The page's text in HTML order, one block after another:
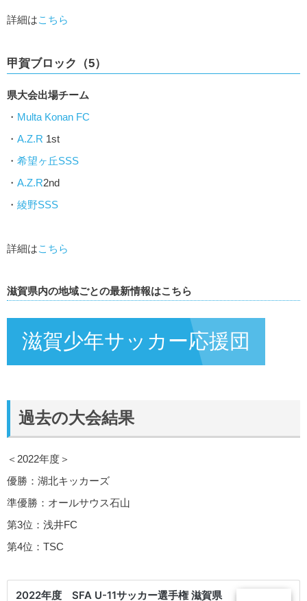
詳細はこちら
甲賀ブロック（5）
県大会出場チーム
・ Multa Konan FC
・ A.Z.R 1st
・ 希望ヶ丘SSS
・ A.Z.R2nd
・ 綾野SSS
詳細はこちら
滋賀県内の地域ごとの最新情報はこちら
滋賀少年サッカー応援団
過去の大会結果
＜2022年度＞
優勝：湖北キッカーズ
準優勝：オールサウス石山
第3位：浅井FC
第4位：TSC